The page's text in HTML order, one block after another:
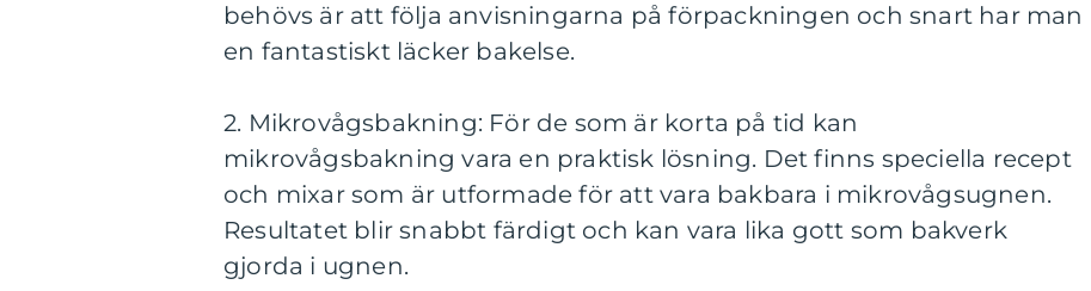
behövs är att följa anvisningarna på förpackningen och snart har man
en fantastiskt läcker bakelse.
2. Mikrovågsbakning: För de som är korta på tid kan
mikrovågsbakning vara en praktisk lösning. Det finns speciella recept
och mixar som är utformade för att vara bakbara i mikrovågsugnen.
Resultatet blir snabbt färdigt och kan vara lika gott som bakverk
gjorda i ugnen.